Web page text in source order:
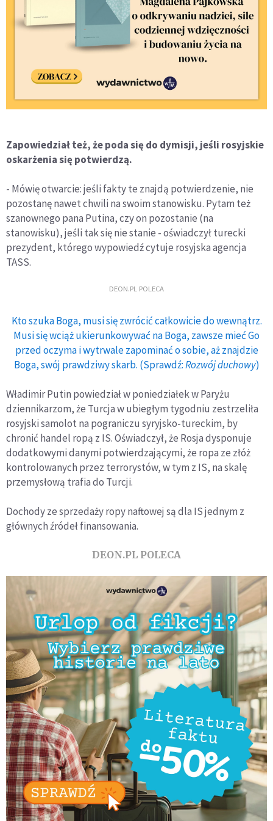
Zapowiedział też, że poda się do dymisji, jeśli rosyjskie
oskarżenia się potwierdzą.
- Mówię otwarcie: jeśli fakty te znajdą potwierdzenie, nie
pozostanę nawet chwili na swoim stanowisku. Pytam też
szanownego pana Putina, czy on pozostanie (na
stanowisku), jeśli tak się nie stanie - oświadczył turecki
prezydent, którego wypowiedź cytuje rosyjska agencja
TASS.
DEON.PL POLECA
Kto szuka Boga, musi się zwrócić całkowicie do wewnątrz.
Musi się wciąż ukierunkowywać na Boga, zawsze mieć Go
przed oczyma i wytrwale zapominać o sobie, aż znajdzie
Boga, swój prawdziwy skarb. (Sprawdź:Rozwój duchowy)
Władimir Putin powiedział w poniedziałek w Paryżu
dziennikarzom, że Turcja w ubiegłym tygodniu zestrzeliła
rosyjski samolot na pograniczu syryjsko-tureckim, by
chronić handel ropą z IS. Oświadczył, że Rosja dysponuje
dodatkowymi danymi potwierdzającymi, że ropa ze złóż
kontrolowanych przez terrorystów, w tym z IS, na skalę
przemysłową trafia do Turcji.
Dochody ze sprzedaży ropy naftowej są dla IS jednym z
głównych źródeł finansowania.
DEON.PL POLECA